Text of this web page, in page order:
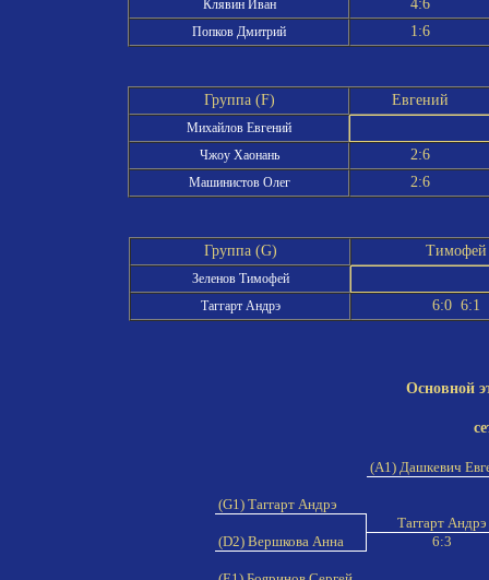
Клявин Иван
4:6
Попков Дмитрий 1:6
Группа (F) Евгений
Михайлов Евгений
Чжоу Хаонань
2:6
Машинистов Олег 2:6
Группа (G) Тимофей
Зеленов Тимофей
Таггарт Андрэ
6:0 6:1
Основной
(A1) Дашкевич
(G1) Таггарт Андрэ
Таггарт Андрэ
(D2) Вершкова Анна
6:3